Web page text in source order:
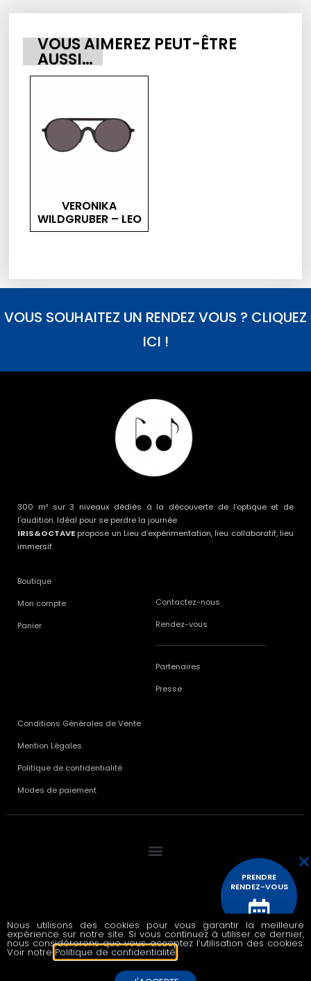
VOUS AIMEREZ PEUT-ÊTRE
AUSSI…
VERONIKA
WILDGRUBER – LEO
VOUS SOUHAITEZ UN RENDEZ VOUS ? CLIQUEZ
ICI !
300 m² sur 3 niveaux dédiés à la découverte de l’optique et de
l’audition. Idéal pour se perdre la journée.
IRIS&OCTAVE propose un Lieu d’expérimentation, lieu collaboratif, lieu
immersif.
Boutique
Mon compte
Panier
Contactez-nous
Rendez-vous
Partenaires
Presse
Conditions Générales de Vente
Mention Légales
Politique de confidentialité
Modes de paiement
© 2020 All rights reserved
PRENDRE
RENDEZ-VOUS
CONTACTEZ
Nous utilisons des cookies pour vous garantir la meilleure
expérience sur notre site. Si vous continuez à utiliser ce dernier,
nous considérerons que vous acceptez l’utilisation des cookies.
Voir notre Politique de confidentialité